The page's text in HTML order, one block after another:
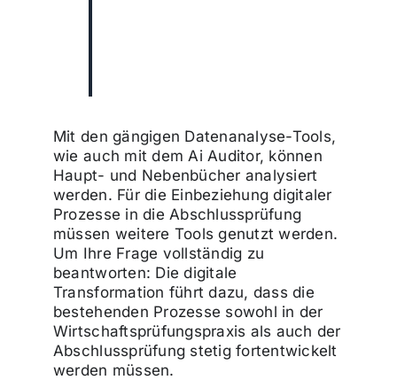
Mit den gängigen Datenanalyse-Tools,
wie auch mit dem Ai Auditor, können
Haupt- und Nebenbücher analysiert
werden. Für die Einbeziehung digitaler
Prozesse in die Abschlussprüfung
müssen weitere Tools genutzt werden.
Um Ihre Frage vollständig zu
beantworten: Die digitale
Transformation führt dazu, dass die
bestehenden Prozesse sowohl in der
Wirtschaftsprüfungspraxis als auch der
Abschlussprüfung stetig fortentwickelt
werden müssen.